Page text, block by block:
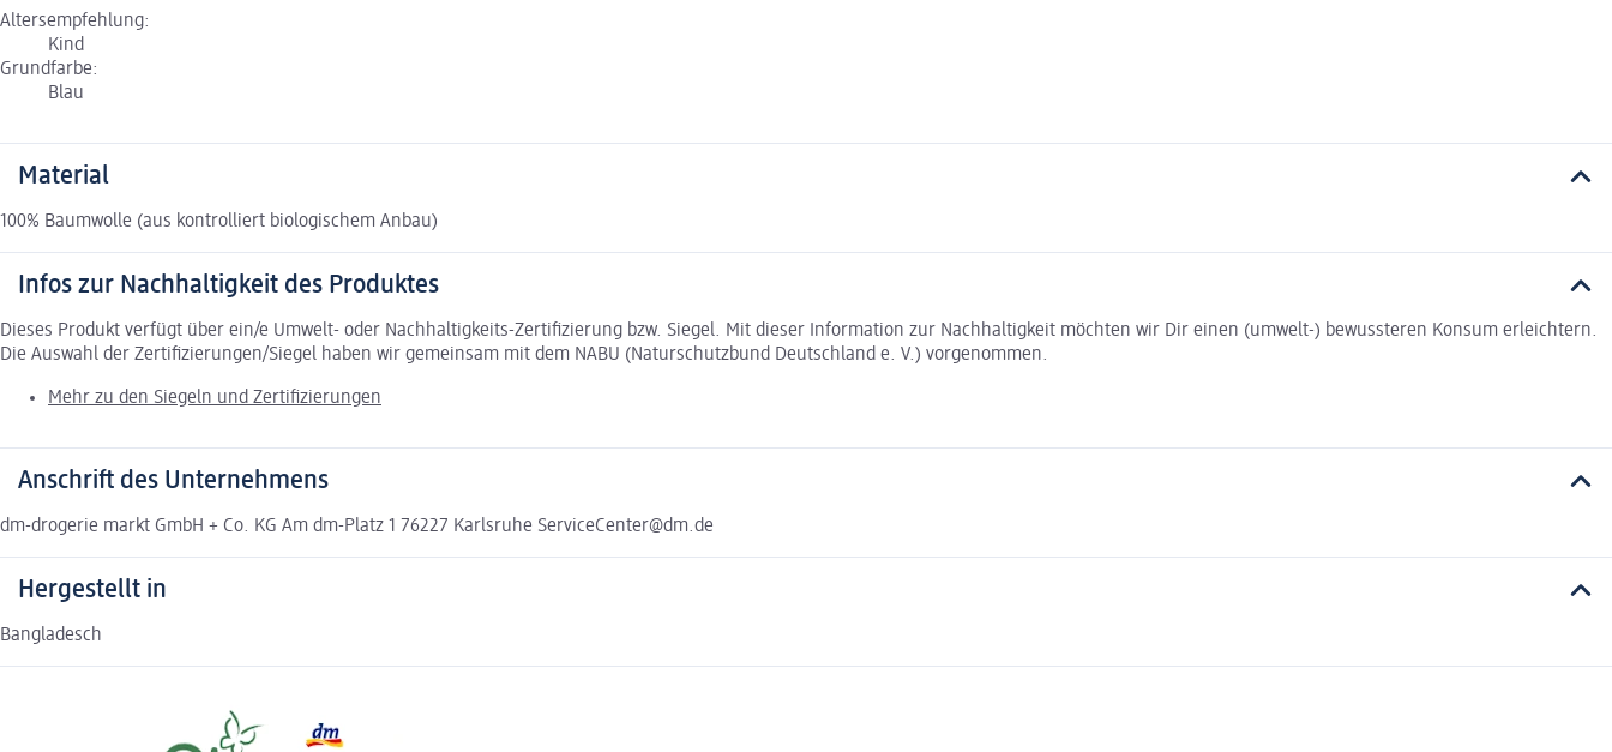
Altersempfehlung:
Kind
Grundfarbe:
Blau
Material
100% Baumwolle (aus kontrolliert biologischem Anbau)
Infos zur Nachhaltigkeit des Produktes
Dieses Produkt verfügt über ein/e Umwelt- oder Nachhaltigkeits-Zertifizierung bzw. Siegel. Mit dieser Information zur Nachhaltigkeit möchten wir Dir einen (umwelt-) bewussteren Konsum erleichtern.
Die Auswahl der Zertifizierungen/Siegel haben wir gemeinsam mit dem NABU (Naturschutzbund Deutschland e. V.) vorgenommen.
Mehr zu den Siegeln und Zertifizierungen
Anschrift des Unternehmens
dm-drogerie markt GmbH + Co. KG Am dm-Platz 1 76227 Karlsruhe ServiceCenter@dm.de
Hergestellt in
Bangladesch